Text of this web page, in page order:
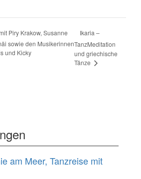
Piry Krakow, Susanne
sowie den Musikerinnen
und Kicky
Ikaria –
TanzMeditation
und griechische
Tänze
am Meer, Tanzreise mit